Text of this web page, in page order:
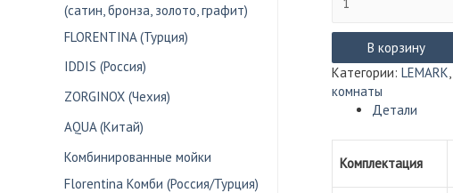
(сатин, бронза, золото, графит)
FLORENTINA (Турция)
IDDIS (Россия)
ZORGINOX (Чехия)
AQUA (Китай)
Комбинированные мойки
Florentina Комби (Россия/Турция)
товара
Смеситель
Lemark
VILLA
умывальника
LM4806С
(хром)
В корзину
Категории: LEMARK,
комнаты
Детали
Комплектация